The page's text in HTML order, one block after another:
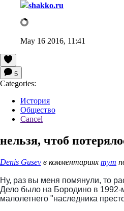
shakko.ru
May 16 2016, 11:41
5
Categories:
История
Общество
Cancel
нельзя, чтоб
Denis Gusev в комментариях тут
Ну, раз вы меня помянули, то
Дело было на Бородино в 1992-
малолетнего "наследника